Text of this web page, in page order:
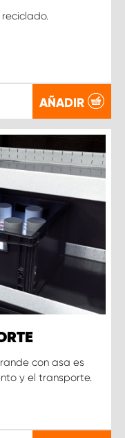
AÑADIR
con asa es
y el transporte.